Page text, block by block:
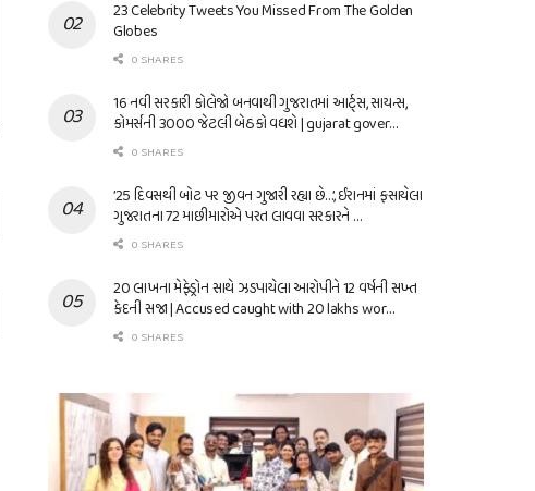
23 Celebrity Tweets You Missed From The Golden
Globes
0 SHARES
16 નવી સરકારી કોલેજો બનવાથી ગુજરાતમાં આર્ટ્સ, સાયન્સ,
કોમર્સની 3000 જેટલી બેઠકો વધશે | gujarat gover…
0 SHARES
’25 દિવસથી બોટ પર જીવન ગુજારી રહ્યા છે…’, ઈરાનમાં ફસાયેલા
ગુજરાતના 72 માછીમારોએ પરત લાવવા સરકારને …
0 SHARES
20 લાખના મેફેડ્રોન સાથે ઝડપાયેલા આરોપીને 12 વર્ષની સખ્ત
કેદની સજા | Accused caught with 20 lakhs wor…
0 SHARES